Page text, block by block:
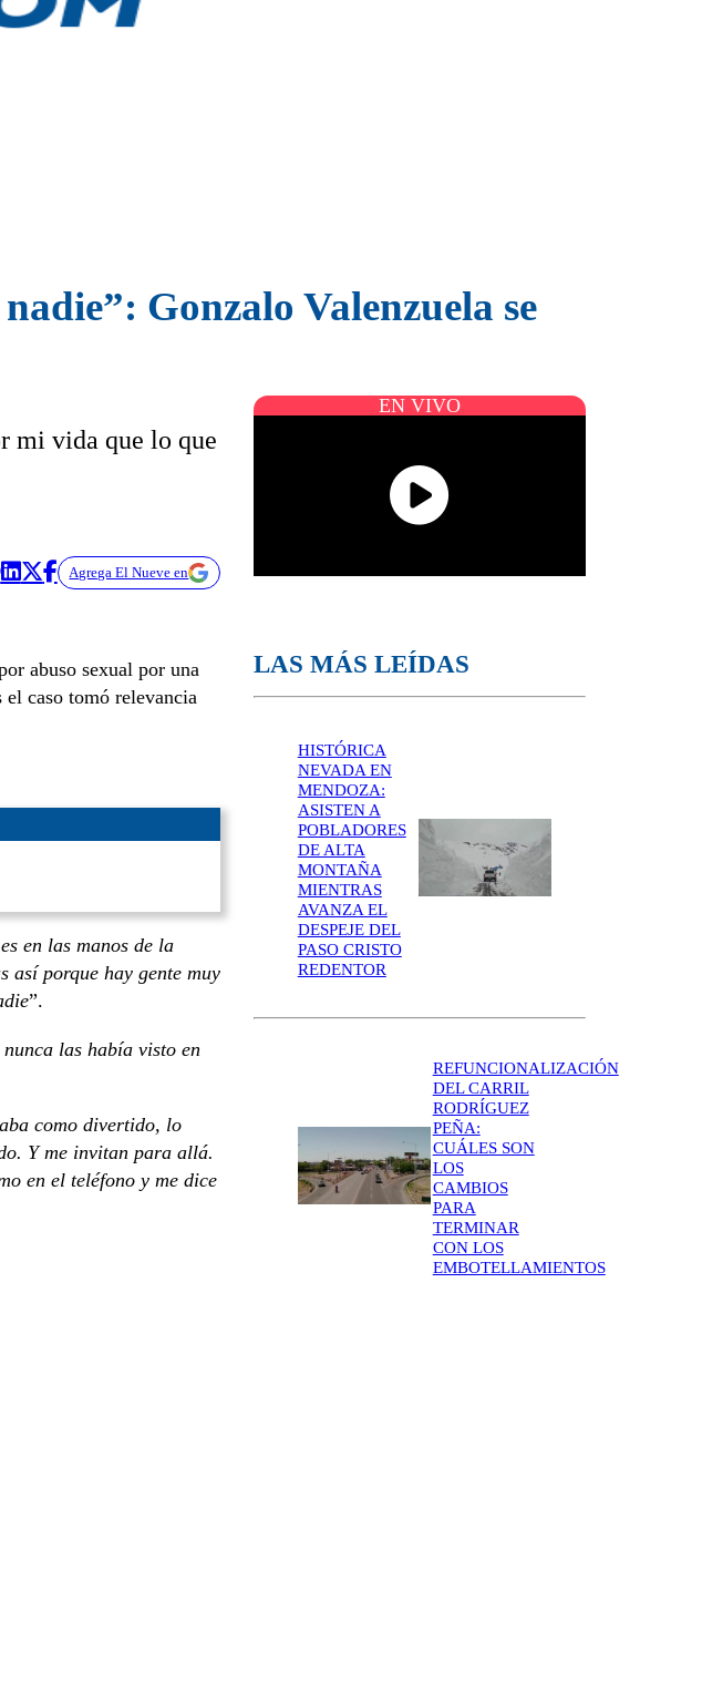
Gonzalo Valenzuela se
mi vida que lo que
Agrega El Nueve en
abuso sexual por una
caso tomó relevancia
en las manos de la
así porque hay gente muy
”.
las había visto en
como divertido, lo
Y me invitan para allá.
en el teléfono y me dice
EN VIVO
LAS MÁS LEÍDAS
HISTÓRICA
NEVADA EN
MENDOZA:
ASISTEN A
POBLADORES
DE ALTA
MONTAÑA
MIENTRAS
AVANZA EL
DESPEJE DEL
PASO CRISTO
REDENTOR
REFUNCIONALIZACIÓN
DEL CARRIL
RODRÍGUEZ
PEÑA:
CUÁLES SON
LOS
CAMBIOS
PARA
TERMINAR
CON LOS
EMBOTELLAMIENTOS